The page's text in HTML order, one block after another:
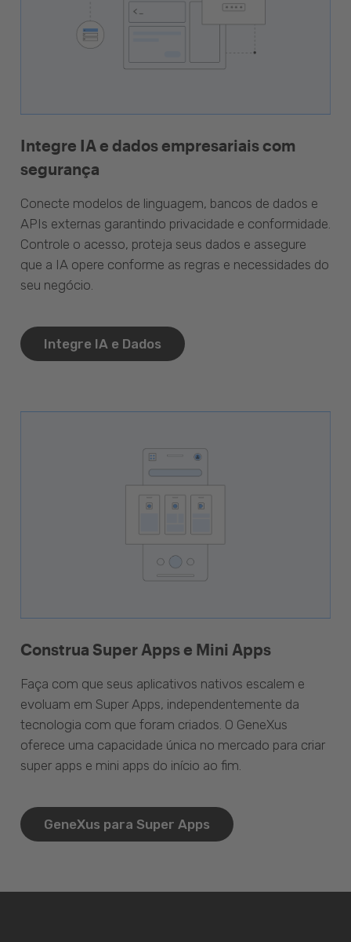
Integre IA e dados empresariais com
segurança
Conecte modelos de linguagem, bancos de dados e
APIs externas garantindo privacidade e conformidade.
Controle o acesso, proteja seus dados e assegure
que a IA opere conforme as regras e necessidades do
seu negócio.
Integre IA e Dados
Construa Super Apps e Mini Apps
Faça com que seus aplicativos nativos escalem e
evoluam em Super Apps, independentemente da
tecnologia com que foram criados. O GeneXus
oferece uma capacidade única no mercado para criar
super apps e mini apps do início ao fim.
GeneXus para Super Apps